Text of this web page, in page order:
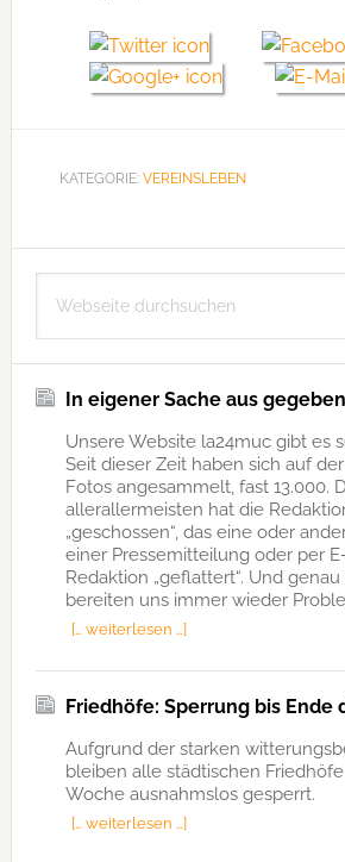
KATEGORIE: VEREINSLEBEN
Seitenspalte
durchsuchen
In eigener Sache aus
Unsere Website la24muc gibt es
Seit dieser Zeit haben sich auf
Fotos angesammelt, fast 13.000.
allerallermeisten hat die
„geschossen“, das eine oder
einer Pressemitteilung oder per
Redaktion „geflattert“. Und
bereiten uns immer wieder
[… weiterlesen …]
Friedhöfe: Sperrung bis Ende
Aufgrund der starken
bleiben alle städtischen
Woche ausnahmslos gesperrt.
[… weiterlesen …]